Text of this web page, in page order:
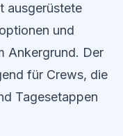
ausgerüstete
und
Ankergrund. Der
für Crews, die
Tagesetappen